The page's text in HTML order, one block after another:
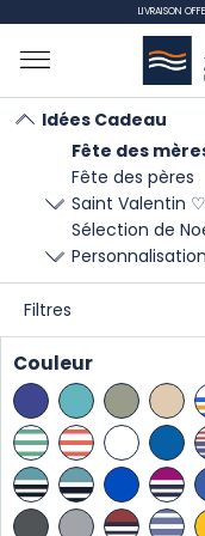
LIVRAISON
Accueil Idées Cadeau
Fête des
Idées Cadeau
Fête des
Fête des pères
Saint Valentin ♡
Sélection de
Filtres
Couleur
TRIER
PAR :
Il y a 76 produits.
Nouveaux coloris !